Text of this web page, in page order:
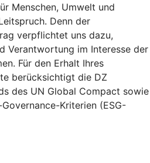
Menschen, Umwelt und
Denn der
verpflichtet uns dazu,
Verantwortung im Interesse der
Für den Erhalt Ihres
berücksichtigt die DZ
des UN Global Compact sowie
Kriterien (ESG-